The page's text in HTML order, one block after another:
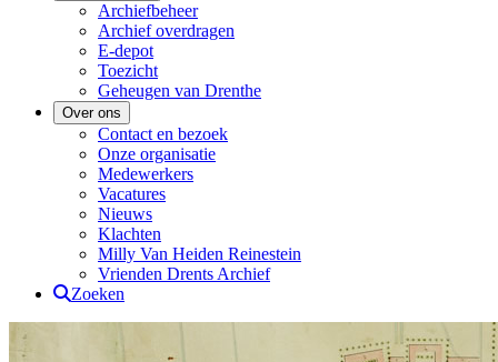
Archiefbeheer
Archief overdragen
E-depot
Toezicht
Geheugen van Drenthe
Over ons
Contact en bezoek
Onze organisatie
Medewerkers
Vacatures
Nieuws
Klachten
Milly Van Heiden Reinestein
Vrienden Drents Archief
Zoeken
Drents Archief